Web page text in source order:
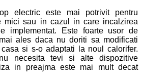
electric este mai potrivit pentru
mici sau in cazul in care incalzirea
implementat. Este foarte usor de
ales daca nu doriti sa modificati
si s-o adaptati la noul calorifer.
necesita tevi si alte dispozitive
in preajma este mai mult decat